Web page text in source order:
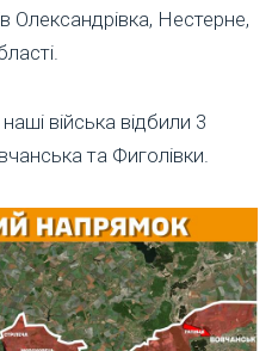
Олександрівка, Нестерне,
війська відбили 3
та Фиголівки.